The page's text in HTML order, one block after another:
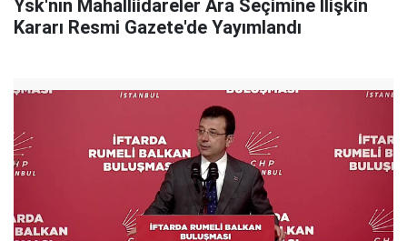
Ysk'nın Mahalliidareler Ara Seçimine İlişkin
Kararı Resmi Gazete'de Yayımlandı